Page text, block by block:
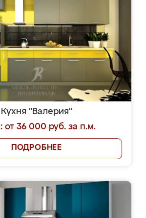
Кухня "Валерия"
от 36 000 руб. за п.м.
ПОДРОБНЕЕ